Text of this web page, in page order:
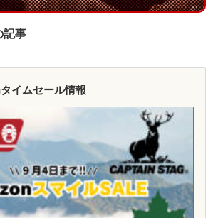
記事
イムセール情報